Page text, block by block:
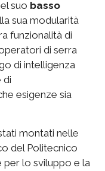
suo basso
sua modularità
funzionalità di
di serra
di intelligenza
di
esigenze sia
montati nelle
del Politecnico
per lo sviluppo e la